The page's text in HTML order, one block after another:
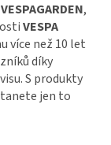
VESPAGARDEN,
VESPA
více než 10 let
díky
S produkty
jen to